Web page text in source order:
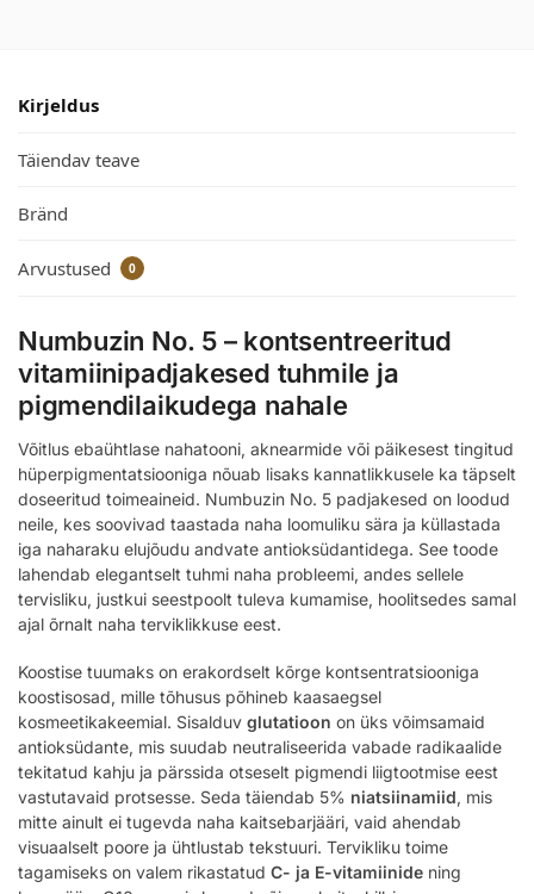
Kirjeldus
Täiendav teave
Bränd
Arvustused 0
Numbuzin No. 5 – kontsentreeritud
vitamiinipadjakesed tuhmile ja
pigmendilaikudega nahale
Võitlus ebaühtlase nahatooni, aknearmide või päikesest tingitud
hüperpigmentatsiooniga nõuab lisaks kannatlikkusele ka täpselt
doseeritud toimeaineid. Numbuzin No. 5 padjakesed on loodud
neile, kes soovivad taastada naha loomuliku sära ja küllastada
iga naharaku elujõudu andvate antioksüdantidega. See toode
lahendab elegantselt tuhmi naha probleemi, andes sellele
tervisliku, justkui seestpoolt tuleva kumamise, hoolitsedes samal
ajal õrnalt naha terviklikkuse eest.
Koostise tuumaks on erakordselt kõrge kontsentratsiooniga
koostisosad, mille tõhusus põhineb kaasaegsel
kosmeetikakeemial. Sisalduv glutatioon on üks võimsamaid
antioksüdante, mis suudab neutraliseerida vabade radikaalide
tekitatud kahju ja pärssida otseselt pigmendi liigtootmise eest
vastutavaid protsesse. Seda täiendab 5% niatsiinamiid, mis
mitte ainult ei tugevda naha kaitsebarjääri, vaid ahendab
visuaalselt poore ja ühtlustab tekstuuri. Tervikliku toime
tagamiseks on valem rikastatud C- ja E-vitamiinide ning